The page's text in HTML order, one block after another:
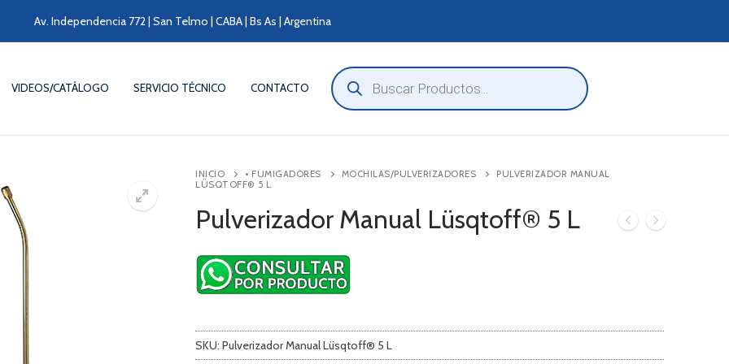
Av. Independencia 772 | San Telmo | CABA | Bs As | Argentina
VIDEOS/CATÁLOGO SERVICIO TÉCNICO CONTACTO
Búsqueda
de
productos
INICIO • FUMIGADORES MOCHILAS/PULVERIZADORES
PULVERIZADOR MANUAL
LÜSQTOFF® 5 L
Pulverizador Manual Lüsqtoff® 5 L
SKU: Pulverizador Manual Lüsqtoff® 5 L